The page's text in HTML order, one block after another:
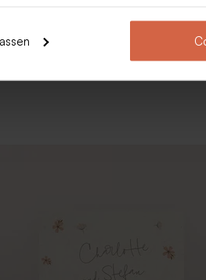
Tischkarte mit floralem Greenery-